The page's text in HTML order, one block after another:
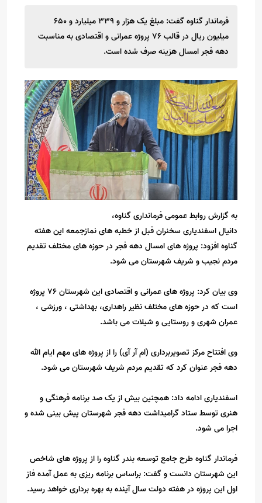
فرماندار گناوه گفت: مبلغ یک هزار و ۳۳۹ میلیارد و ۶۵۰
میلیون ریال در قالب ۷۶ پروژه عمرانی و اقتصادی به مناسبت
دهه فجر امسال هزینه صرف شده است.
به گزارش روابط عمومی فرمانداری گناوه،
دانیال اسفندیاری سخنران قبل از خطبه های نمازجمعه این هفته
گناوه افزود: پروژه های امسال دهه فجر در حوزه های مختلف تقدیم
مردم نجیب و شریف شهرستان می شود.
وی بیان کرد: پروژه های عمرانی و اقتصادی این شهرستان ۷۶ پروژه
است که در حوزه های مختلف نظیر راهداری، بهداشتی ، ورزشی ،
عمران شهری و روستایی و شیلات می باشد.
وی افتتاح مرکز تصویربرداری (ام آر آی) را از پروژه های مهم ایام الله
دهه فجر عنوان کرد که تقدیم مردم شریف شهرستان می شود.
اسفندیاری ادامه داد: همچنین بیش از یک صد برنامه فرهنگی و
هنری توسط ستاد گرامیداشت دهه فجر شهرستان پیش بینی شده و
اجرا می شود.
فرماندار گناوه طرح جامع توسعه بندر گناوه را از پروژه های شاخص
این شهرستان دانست و گفت: براساس برنامه ریزی به عمل آمده فاز
اول این پروژه در هفته دولت سال آینده به بهره برداری خواهد رسید.